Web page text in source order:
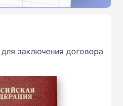
заключения договора